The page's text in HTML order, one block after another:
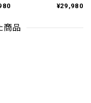
¥29,980
商品